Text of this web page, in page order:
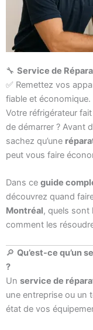
🔧 Service de
✅ Remettez vos
fiable et économique.
Votre réfrigérateur
de démarrer ? Avant
sachez qu’une
peut vous faire
Dans ce guide
découvrez quand
Montréal, quels sont
comment les
🔎 Qu’est-ce qu’un
?
Un service de
une entreprise ou un
état de vos